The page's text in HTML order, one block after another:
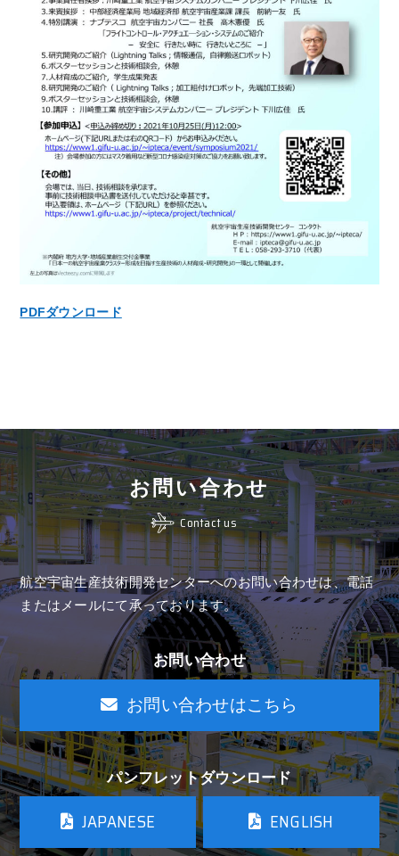
PDFダウンロード
お問い合わせ
Contact us
航空宇宙生産技術開発センターへのお問い合わせは、電話
またはメールにて承っております。
お問い合わせ
お問い合わせはこちら
パンフレットダウンロード
JAPANESE ENGLISH